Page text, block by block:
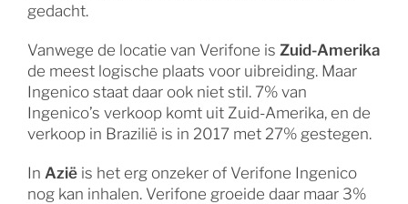
gedacht.
Vanwege de locatie van Verifone is Zuid-Amerika
de meest logische plaats voor uibreiding. Maar
Ingenico staat daar ook niet stil. 7% van
Ingenico’s verkoop komt uit Zuid-Amerika, en de
verkoop in Brazilië is in 2017 met 27% gestegen.
In Azië is het erg onzeker of Verifone Ingenico
nog kan inhalen. Verifone groeide daar maar 3%